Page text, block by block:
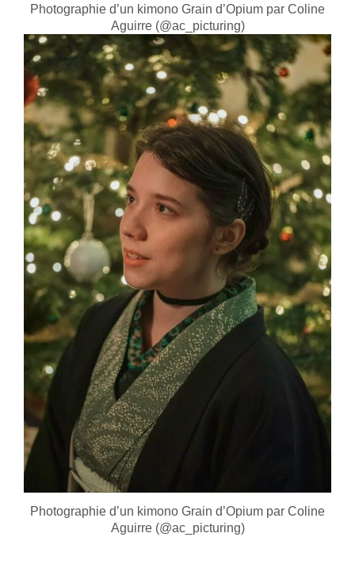
Photographie d’un kimono Grain d’Opium par Coline
Aguirre (@ac_picturing)
Photographie d’un kimono Grain d’Opium par Coline
Aguirre (@ac_picturing)